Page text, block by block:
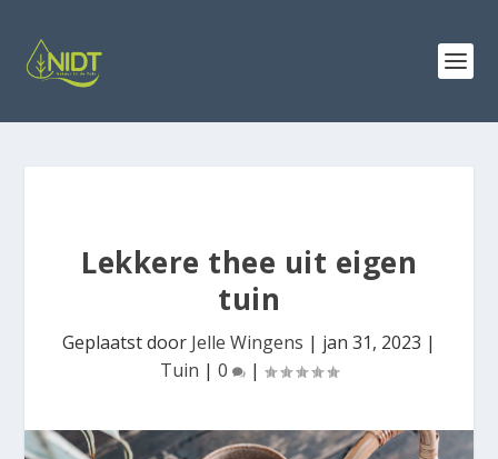
Lekkere thee uit eigen
tuin
Geplaatst door Jelle Wingens | jan 31, 2023 |
Tuin | 0 |